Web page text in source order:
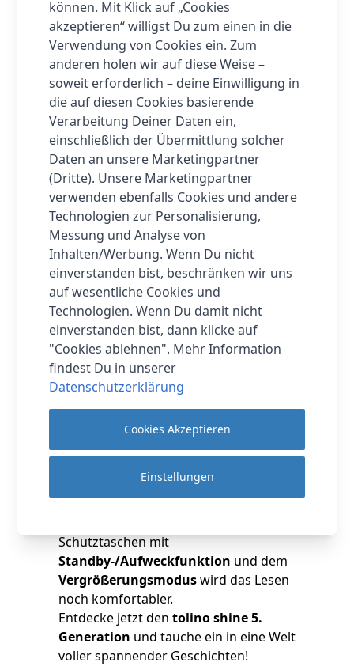
Beleuchtung mit smartLight
sich automatisch an die Tageszeit an,
sodass du immer angenehm lesen
kannst.
Mit demwasserabweisenden IPX8
Coatingbrauchst du dir keine Sorgen
um Wasserschäden machen - der
tolino shineist bis zu 60 Minuten in 2
Metern tiefem Süßwasser geschützt.
DerLithium-Polymer-Akkusorgt für
wochenlange Akkulaufzeit , damit du
stundenlang lesen kannst, ohne
nachladen zu müssen.
Dertolino shineunterstützt eine
Vielzahl von eBook-Formaten wie
EPUB, MOBI, PDFund mehr, und bietet
mit16 GB internem Speicher Platz für
bis zu 12.000 eBooks oder 75
Hörbücher.MitWi-Fi ac/b/g/nund
Bluetooth 5.0bleibst du immer
vernetzt und kannst sogar die
HotSpots der Deutschen Telekom AG
deutschlandweit nutzen.
Zusätzlich verfügt dertolino shine
Prozessor, 512 MB RAMund
Schutztaschen mit
Standby-/Aufweckfunktion und dem
Vergrößerungsmoduswird das Lesen
noch komfortabler.
Entdecke jetzt den tolino shine 5.
Generation und tauche ein in eine Welt
voller spannender Geschichten!
können. Mit Klick auf „Cookies
akzeptieren“ willigst Du zum einen in die
Verwendung von Cookies ein. Zum
anderen holen wir auf diese Weise –
soweit erforderlich – deine Einwilligung in
die auf diesen Cookies basierende
Verarbeitung Deiner Daten ein,
einschließlich der Übermittlung solcher
Daten an unsere Marketingpartner
(Dritte). Unsere Marketingpartner
verwenden ebenfalls Cookies und andere
Technologien zur Personalisierung,
Messung und Analyse von
Inhalten/Werbung. Wenn Du nicht
einverstanden bist, beschränken wir uns
auf wesentliche Cookies und
Technologien. Wenn Du damit nicht
einverstanden bist, dann klicke auf
"Cookies ablehnen". Mehr Information
findest Du in unserer
Datenschutzerklärung
Cookies Akzeptieren
Einstellungen